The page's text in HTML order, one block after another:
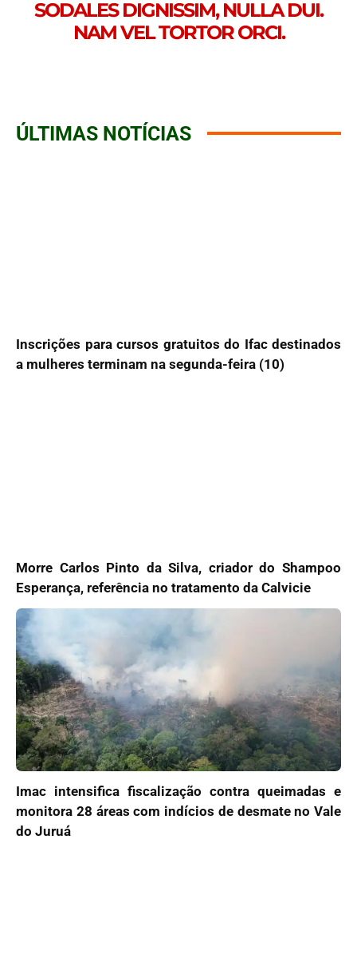
SODALES DIGNISSIM, NULLA DUI.
NAM VEL TORTOR ORCI.
ÚLTIMAS NOTÍCIAS
Inscrições para cursos gratuitos do Ifac destinados
a mulheres terminam na segunda-feira (10)
Morre Carlos Pinto da Silva, criador do Shampoo
Esperança, referência no tratamento da Calvicie
Imac intensifica fiscalização contra queimadas e
monitora 28 áreas com indícios de desmate no Vale
do Juruá